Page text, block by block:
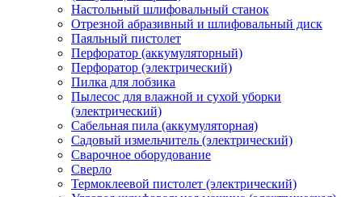
Настольный шлифовальный станок
Отрезной абразивный и шлифовальный диск
Паяльный пистолет
Перфоратор (аккумуляторный)
Перфоратор (электрический)
Пилка для лобзика
Пылесос для влажной и сухой уборки
(электрический)
Сабельная пила (аккумуляторная)
Садовый измельчитель (электрический)
Сварочное оборудование
Сверло
Термоклеевой пистолет (электрический)